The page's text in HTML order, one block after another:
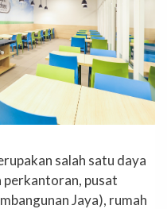
salah satu daya
pusat
Jaya), rumah